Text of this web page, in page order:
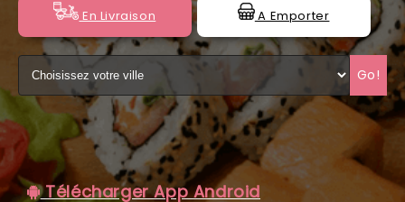
NOTRE RESTAURANT
VOS AVIS
MENTIONS LÉGALES
C.G.V
En Livraison A Emporter
Go!
Télécharger App Android